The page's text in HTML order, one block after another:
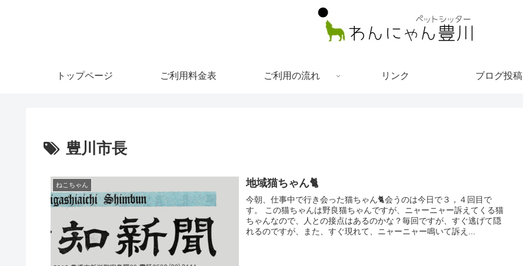
トップページ ご利用料金表 ご利用の流れ リンク ブログ投稿
豊川市長
ねこちゃん 地域猫ちゃん🐈
今朝、仕事中で行き会った猫ちゃん🐈会うのは今日で３，４回目で
す。 この猫ちゃんは野良猫ちゃんですが、ニャーニャー訴えてくる猫
ちゃんなので、人との接点はあるのかな？毎回ですが、すぐ逃げて隠
れるのですが、また、すぐ現れて、ニャーニャー鳴いて訴え...